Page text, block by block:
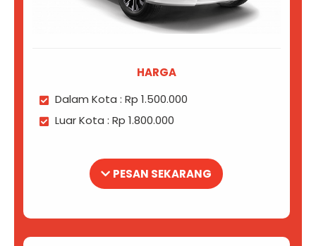
HARGA
Dalam Kota : Rp 1.500.000
Luar Kota : Rp 1.800.000
PESAN SEKARANG